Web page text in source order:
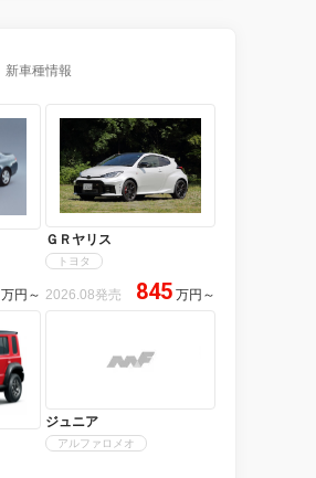
新車種情報
万円 ～
ＧＲヤリス
トヨタ
2026.08発売 845 万円 ～
ジュニア
アルファロメオ